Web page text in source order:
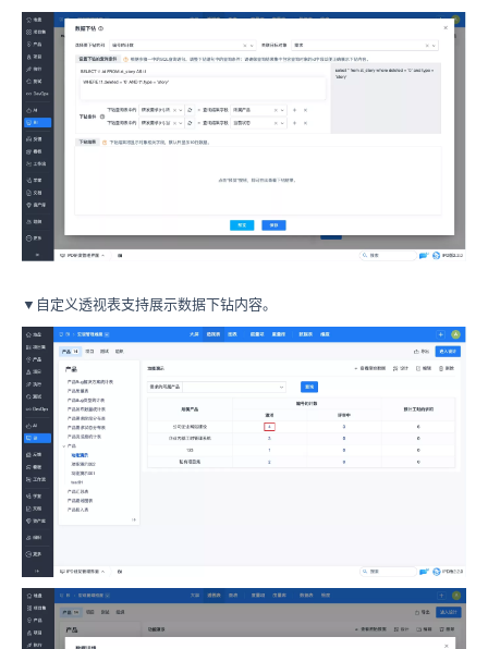
▼自定义透视表支持展示数据下钻内容。